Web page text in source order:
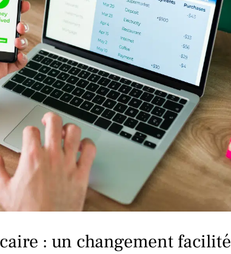
: un changement facilité